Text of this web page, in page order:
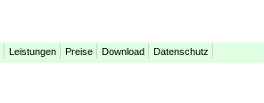
Leistungen Preise Download Datenschutz